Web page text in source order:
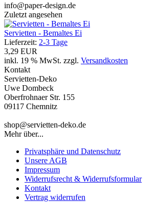
info@paper-design.de
Zuletzt angesehen
Servietten - Bemaltes Ei
Lieferzeit: 2-3 Tage
3,29 EUR
inkl. 19 % MwSt. zzgl. Versandkosten
Kontakt
Servietten-Deko
Uwe Dombeck
Oberfrohnaer Str. 155
09117 Chemnitz
shop@servietten-deko.de
Mehr über...
Privatsphäre und Datenschutz
Unsere AGB
Impressum
Widerrufsrecht & Widerrufsformular
Kontakt
Vertrag widerrufen